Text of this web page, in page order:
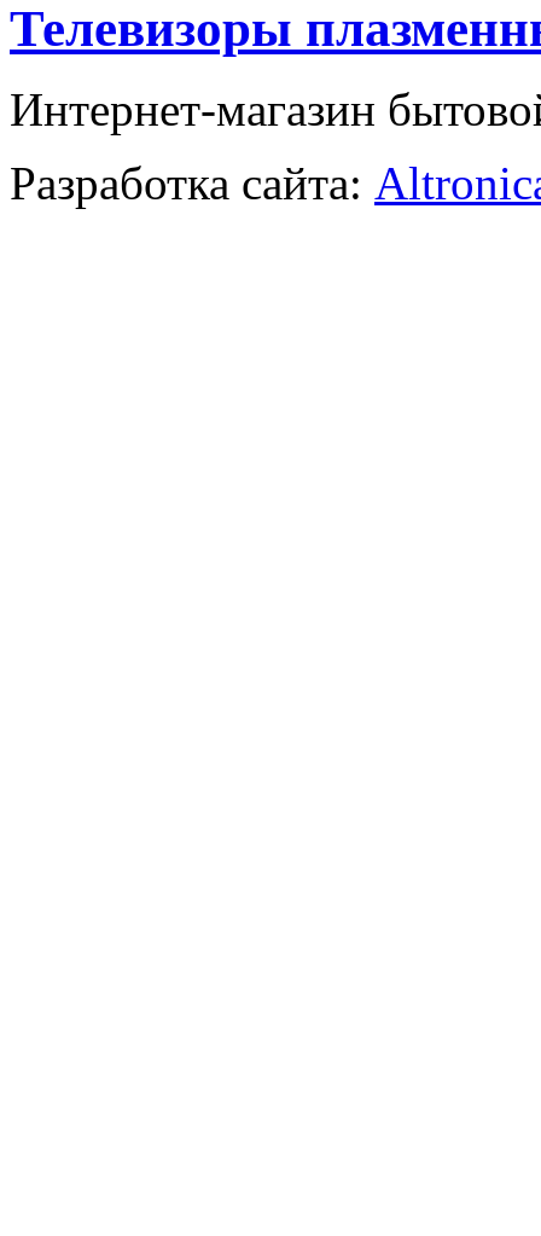
Телевизоры
Интернет-магазин
Разработка сайта: